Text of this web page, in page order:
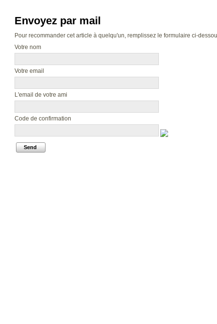
Envoyez par mail
Pour recommander cet article à quelqu'un, remplissez le formulaire ci-
Votre nom
Votre email
L'email de votre ami
Code de confirmation
Send